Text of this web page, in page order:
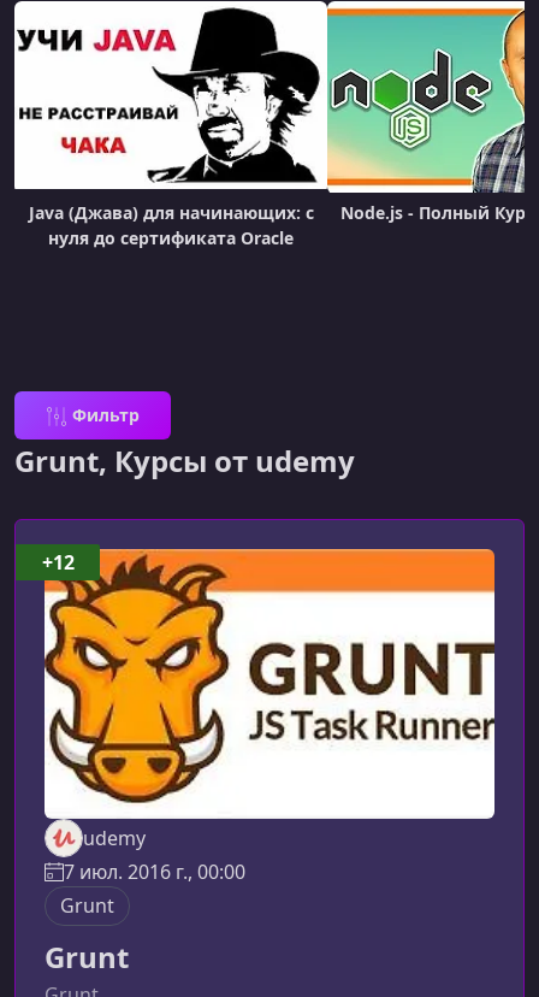
Java (Джава) для начинающих: с
нуля до сертификата Oracle
Node.js - Полный Курс
Фильтр
Grunt, Курсы от udemy
udemy
7 июл. 2016 г., 00:00
Grunt
Grunt
+12